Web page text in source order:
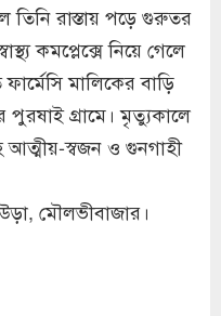
তিনি রাস্তায় পড়ে গুরুতর
কমপ্লেক্সে নিয়ে গেলে
মালিকের বাড়ি
গ্রামে। মৃত্যুকালে
আত্মীয়-স্বজন ও গুনগাহী
মৌলভীবাজার।